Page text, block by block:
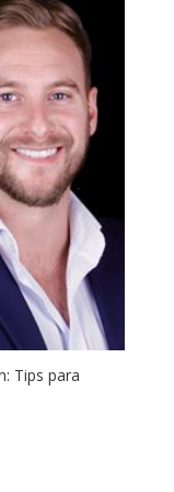
Tips para